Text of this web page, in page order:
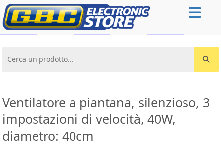
Cerca un prodotto...
Ventilatore a piantana, silenzioso, 3
impostazioni di velocità, 40W,
diametro: 40cm